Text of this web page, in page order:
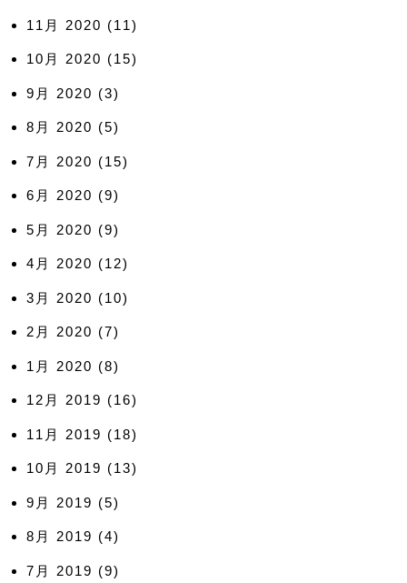
11月 2020 (11)
10月 2020 (15)
9月 2020 (3)
8月 2020 (5)
7月 2020 (15)
6月 2020 (9)
5月 2020 (9)
4月 2020 (12)
3月 2020 (10)
2月 2020 (7)
1月 2020 (8)
12月 2019 (16)
11月 2019 (18)
10月 2019 (13)
9月 2019 (5)
8月 2019 (4)
7月 2019 (9)